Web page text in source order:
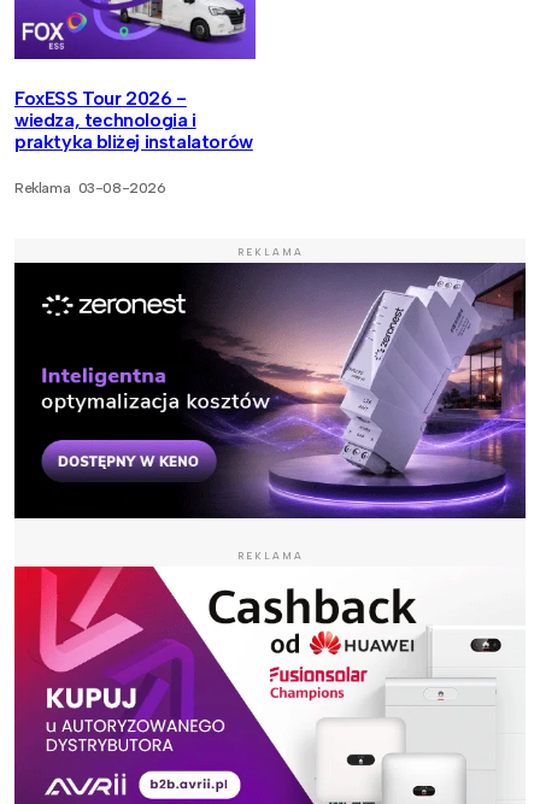
FoxESS Tour 2026 -
wiedza, technologia i
praktyka bliżej instalatorów
Reklama 03-08-2026
REKLAMA
REKLAMA